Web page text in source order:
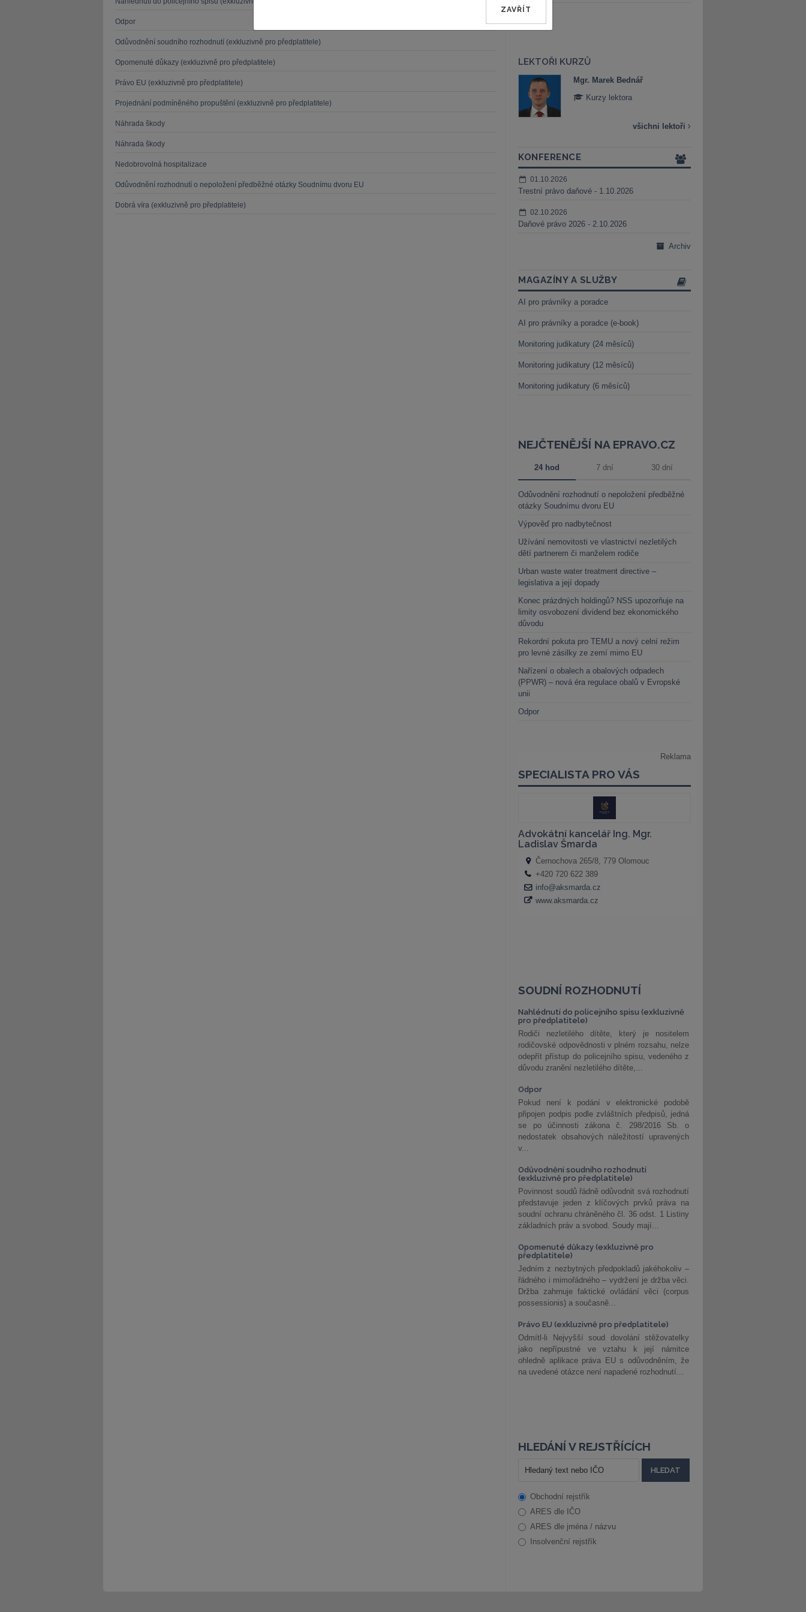
Odpor
Odůvodnění soudního rozhodnutí (exkluzivně pro předplatitele)
Opomenuté důkazy (exkluzivně pro předplatitele)
Právo EU (exkluzivně pro předplatitele)
Projednání podmíněného propuštění (exkluzivně pro předplatitele)
Náhrada škody
Náhrada škody
Nedobrovolná hospitalizace
Odůvodnění rozhodnutí o nepoložení předběžné otázky Soudnímu dvoru EU
Dobrá víra (exkluzivně pro předplatitele)
LEKTOŘI KURZŮ
JUDr. Tomáš Nielsen
JUDr. Tomáš Sokol
Kurzy lektora
Mgr. Marek Bednář
Kurzy lektora
všichni lektoři
KONFERENCE
01.10.2026
Trestní právo daňové - 1.10.2026
02.10.2026
Daňové právo 2026 - 2.10.2026
Archiv
MAGAZÍNY A SLUŽBY
AI pro právníky a poradce
AI pro právníky a poradce (e-book)
Monitoring judikatury (24 měsíců)
Monitoring judikatury (12 měsíců)
Monitoring judikatury (6 měsíců)
NEJČTENĚJŠÍ NA EPRAVO.CZ
24 hod 7 dní 30 dní
Odůvodnění rozhodnutí o nepoložení předběžné
otázky Soudnímu dvoru EU
Výpověď pro nadbytečnost
Užívání nemovitosti ve vlastnictví nezletilých
dětí partnerem či manželem rodiče
Urban waste water treatment directive –
legislativa a její dopady
Konec prázdných holdingů? NSS upozorňuje na
limity osvobození dividend bez ekonomického
důvodu
Rekordní pokuta pro TEMU a nový celní režim
pro levné zásilky ze zemí mimo EU
Nařízení o obalech a obalových odpadech
(PPWR) – nová éra regulace obalů v Evropské
unii
Odpor
SOUDNÍ ROZHODNUTÍ
Nahlédnutí do policejního spisu (exkluzivně
pro předplatitele)
Rodiči nezletilého dítěte, který je nositelem
rodičovské odpovědnosti v plném rozsahu, nelze
odepřít přístup do policejního spisu, vedeného z
důvodu zranění nezletilého dítěte,...
Odpor
Pokud není k podání v elektronické podobě
připojen podpis podle zvláštních předpisů, jedná
se po účinnosti zákona č. 298/2016 Sb. o
nedostatek obsahových náležitostí upravených
v...
Odůvodnění soudního rozhodnutí
(exkluzivně pro předplatitele)
Povinnost soudů řádně odůvodnit svá rozhodnutí
představuje jeden z klíčových prvků práva na
soudní ochranu chráněného čl. 36 odst. 1 Listiny
základních práv a svobod. Soudy mají...
Opomenuté důkazy (exkluzivně pro
předplatitele)
Jedním z nezbytných předpokladů jakéhokoliv –
řádného i mimořádného – vydržení je držba věci.
Držba zahrnuje faktické ovládání věci (corpus
possessionis) a současně...
Právo EU (exkluzivně pro předplatitele)
Odmítl-li Nejvyšší soud dovolání stěžovatelky
jako nepřípustné ve vztahu k její námitce
ohledně aplikace práva EU s odůvodněním, že
na uvedené otázce není napadené rozhodnutí...
HLEDÁNÍ V REJSTŘÍCÍCH
Obchodní rejstřík
ARES dle IČO
ARES dle jména / názvu
Insolvenční rejstřík
ZAVŘÍT